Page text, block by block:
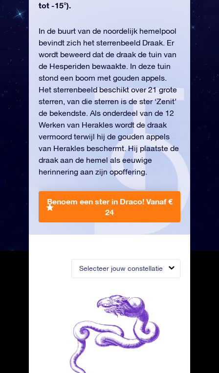
Selecteer jouw constellatie
tot -15°).
In de buurt van de noordelijk hemelpool
bevindt zich het sterrenbeeld Draak. Er
wordt beweerd dat de draak de tuin van
de Hesperiden bewaakte. In deze tuin
stond een boom met gouden appels.
Het sterrenbeeld beschikt over 21 grote
sterren, van die sterren is de ster ‘Zenit’
de bekendste. Als onderdeel van de 12
Werken van Herakles wordt de draak
vermoord terwijl hij de gouden appels
van Herakles beschermt. Hij plaatste de
draak aan de hemel als eeuwige
herinnering aan zijn opoffering.
Benoem een ster in Draco! Vanaf €
24